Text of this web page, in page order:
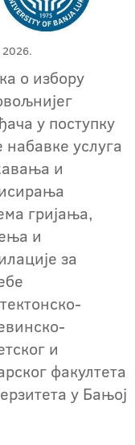
2026.
о избору
у поступку
набавке услуга
и
гријања,
и
за
и
факултета
у Бањој